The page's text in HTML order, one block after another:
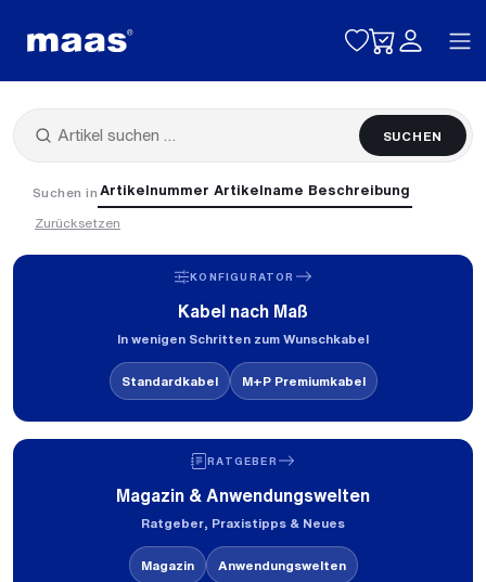
Toggle
SUCHEN
Suchen in Artikelnummer Artikelname Beschreibung
Zurücksetzen
KONFIGURATOR
Kabel nach Maß
In wenigen Schritten zum Wunschkabel
Standardkabel M+P Premiumkabel
RATGEBER
Magazin & Anwendungswelten
Ratgeber, Praxistipps & Neues
Magazin Anwendungswelten